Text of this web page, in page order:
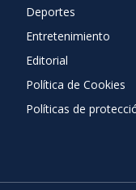
Deportes
Entretenimiento
Editorial
Política de Cookies
Políticas de